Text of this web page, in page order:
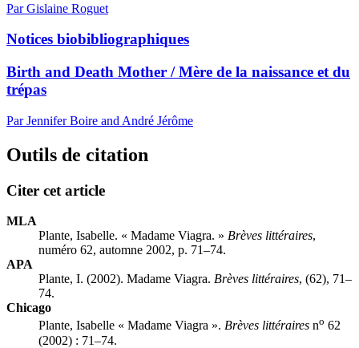
Par Gislaine Roguet
Notices biobibliographiques
Birth and Death Mother / Mère de la naissance et du
trépas
Par Jennifer Boire and André Jérôme
Outils de citation
Citer cet article
MLA
Plante, Isabelle. « Madame Viagra. » Brèves littéraires,
numéro 62, automne 2002, p. 71–74.
APA
Plante, I. (2002). Madame Viagra. Brèves littéraires, (62), 71–
74.
Chicago
Plante, Isabelle « Madame Viagra ». Brèves littéraires no 62
(2002) : 71–74.